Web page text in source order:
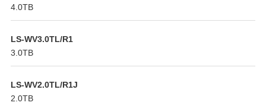
4.0TB
LS-WV3.0TL/R1
3.0TB
LS-WV2.0TL/R1J
2.0TB